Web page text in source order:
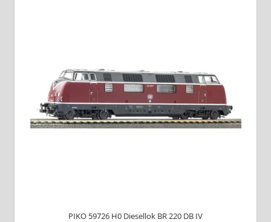
PIKO 59726 H0 Diesellok BR 220 DB IV